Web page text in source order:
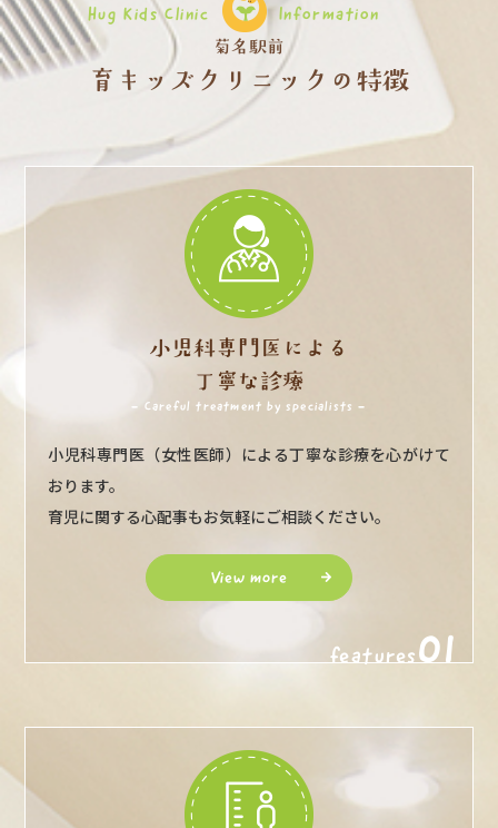
Hug Kids Clinic Information
菊名駅前
育キッズクリニックの特徴
小児科専門医による
丁寧な診療
- Careful treatment by specialists -
小児科専門医（女性医師）による丁寧な診療を心がけて
おります。
育児に関する心配事もお気軽にご相談ください。
View more
features01